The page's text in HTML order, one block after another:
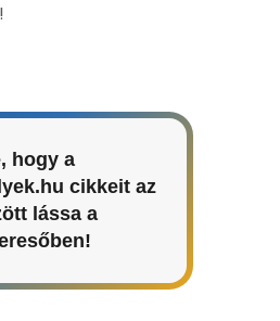
hogy a
cikkeit az
lássa a